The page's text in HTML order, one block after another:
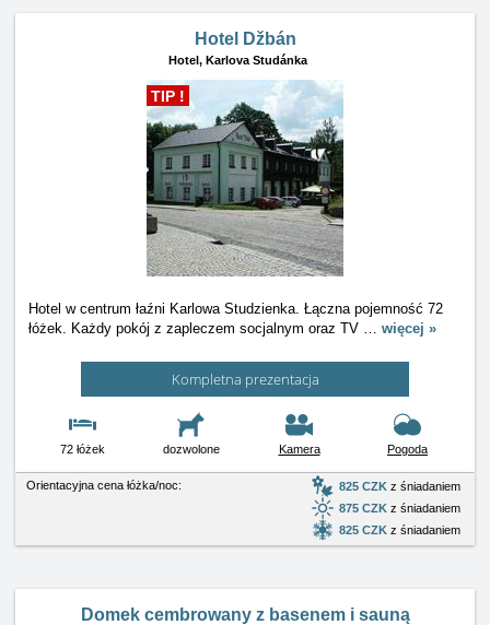
Hotel Džbán
Hotel, Karlova Studánka
TIP !
Hotel w centrum łaźni Karlowa Studzienka. Łączna pojemność 72
łóżek. Każdy pokój z zapleczem socjalnym oraz TV … więcej »
Kompletna prezentacja
72 łóżek dozwolone Kamera Pogoda
Orientacyjna cena łóżka/noc: 825 CZK z śniadaniem
875 CZK z śniadaniem
825 CZK z śniadaniem
Domek cembrowany z basenem i sauną